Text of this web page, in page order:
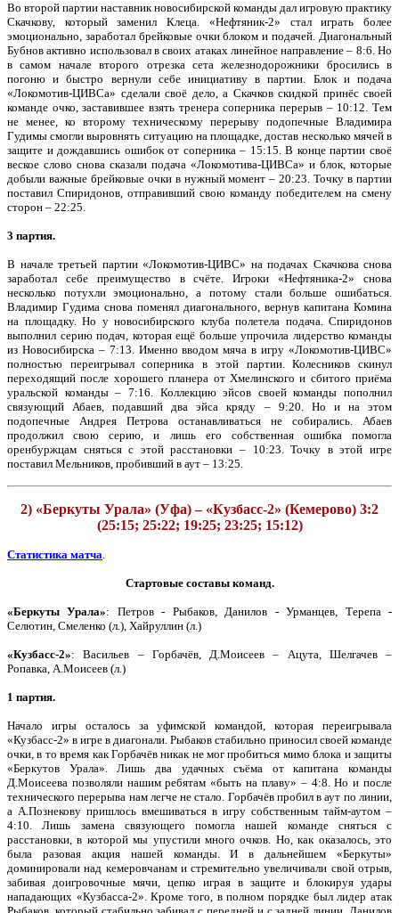
Во второй партии наставник новосибирской команды дал игровую практику
Скачкову, который заменил Клеца. «Нефтяник-2» стал играть более
эмоционально, заработал брейковые очки блоком и подачей. Диагональный
Бубнов активно использовал в своих атаках линейное направление – 8:6. Но
в самом начале второго отрезка сета железнодорожники бросились в
погоню и быстро вернули себе инициативу в партии. Блок и подача
«Локомотив-ЦИВСа» сделали своё дело, а Скачков скидкой принёс своей
команде очко, заставившее взять тренера соперника перерыв – 10:12. Тем
не менее, ко второму техническому перерыву подопечные Владимира
Гудимы смогли выровнять ситуацию на площадке, достав несколько мячей в
защите и дождавшись ошибок от соперника – 15:15. В конце партии своё
веское слово снова сказали подача «Локомотива-ЦИВСа» и блок, которые
добыли важные брейковые очки в нужный момент – 20:23. Точку в партии
поставил Спиридонов, отправивший свою команду победителем на смену
сторон – 22:25.
3 партия.
В начале третьей партии «Локомотив-ЦИВС» на подачах Скачкова снова
заработал себе преимущество в счёте. Игроки «Нефтяника-2» снова
несколько потухли эмоционально, а потому стали больше ошибаться.
Владимир Гудима снова поменял диагонального, вернув капитана Комина
на площадку. Но у новосибирского клуба полетела подача. Спиридонов
выполнил серию подач, которая ещё больше упрочила лидерство команды
из Новосибирска – 7:13. Именно вводом мяча в игру «Локомотив-ЦИВС»
полностью переигрывал соперника в этой партии. Колесников скинул
переходящий после хорошего планера от Хмелинского и сбитого приёма
уральской команды – 7:16. Коллекцию эйсов своей команды пополнил
связующий Абаев, подавший два эйса кряду – 9:20. Но и на этом
подопечные Андрея Петрова останавливаться не собирались. Абаев
продолжил свою серию, и лишь его собственная ошибка помогла
оренбуржцам сняться с этой расстановки – 10:23. Точку в этой игре
поставил Мельников, пробивший в аут – 13:25.
2) «Беркуты Урала» (Уфа) – «Кузбасс-2» (Кемерово) 3:2
(25:15; 25:22; 19:25; 23:25; 15:12)
Статистика матча.
Стартовые составы команд.
«Беркуты Урала»: Петров - Рыбаков, Данилов - Урманцев, Терепа -
Селютин, Смеленко (л.), Хайруллин (л.)
«Кузбасс-2»: Васильев – Горбачёв, Д.Моисеев – Ацута, Шелгачев –
Ропавка, А.Моисеев (л.)
1 партия.
Начало игры осталось за уфимской командой, которая переигрывала
«Кузбасс-2» в игре в диагонали. Рыбаков стабильно приносил своей команде
очки, в то время как Горбачёв никак не мог пробиться мимо блока и защиты
«Беркутов Урала». Лишь два удачных съёма от капитана команды
Д.Моисеева позволяли нашим ребятам «быть на плаву» – 4:8. Но и после
технического перерыва нам легче не стало. Горбачёв пробил в аут по линии,
а А.Познекову пришлось вмешиваться в игру собственным тайм-аутом –
4:10. Лишь замена связующего помогла нашей команде сняться с
расстановки, в которой мы упустили много очков. Но, как оказалось, это
была разовая акция нашей команды. И в дальнейшем «Беркуты»
доминировали над кемеровчанам и стремительно увеличивали свой отрыв,
забивая доигровочные мячи, цепко играя в защите и блокируя удары
нападающих «Кузбасса-2». Кроме того, в полном порядке был лидер атак